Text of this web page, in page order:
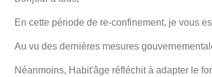
En cette période de re-confinement, je vous
Au vu des dernières mesures
Néanmoins, Habit'âge réfléchit à adapter le